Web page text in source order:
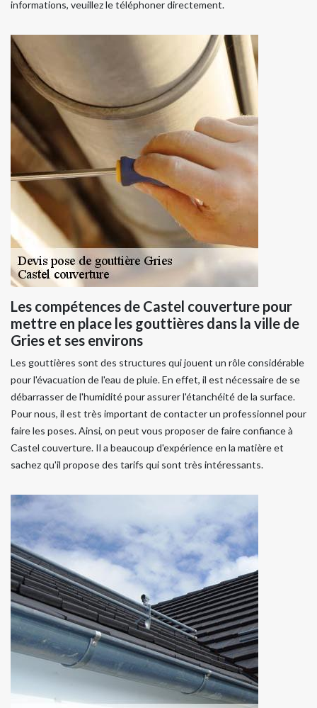
informations, veuillez le téléphoner directement.
Les compétences de Castel couverture pour
mettre en place les gouttières dans la ville de
Gries et ses environs
Les gouttières sont des structures qui jouent un rôle considérable
pour l'évacuation de l'eau de pluie. En effet, il est nécessaire de se
débarrasser de l'humidité pour assurer l'étanchéité de la surface.
Pour nous, il est très important de contacter un professionnel pour
faire les poses. Ainsi, on peut vous proposer de faire confiance à
Castel couverture. Il a beaucoup d'expérience en la matière et
sachez qu'il propose des tarifs qui sont très intéressants.